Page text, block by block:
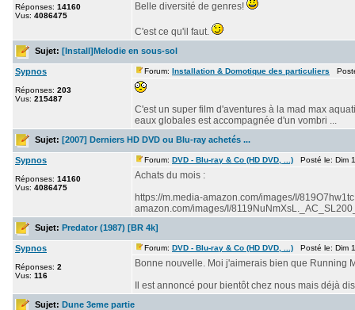
Réponses: 14160
Vus: 4086475
Belle diversité de genres!
C'est ce qu'il faut.
Sujet: [Install]Melodie en sous-sol
Sypnos
Réponses: 203
Vus: 215487
Forum: Installation & Domotique des particuliers
C'est un super film d'aventures à la mad max
eaux globales est accompagnée d'un vombri ...
Sujet: [2007] Derniers HD DVD ou Blu-ray achetés ...
Sypnos
Réponses: 14160
Vus: 4086475
Forum: DVD - Blu-ray & Co (HD DVD, ...) Posté le: Dim
Achats du mois :
https://m.media-amazon.com/images/I/
amazon.com/images/I/
Sujet: Predator (1987) [BR 4k]
Sypnos
Réponses: 2
Vus: 116
Forum: DVD - Blu-ray & Co (HD DVD, ...) Posté le: Dim
Bonne nouvelle. Moi j'aimerais bien que Running
Il est annoncé pour bientôt chez nous mais déjà
Sujet: Dune 3eme partie